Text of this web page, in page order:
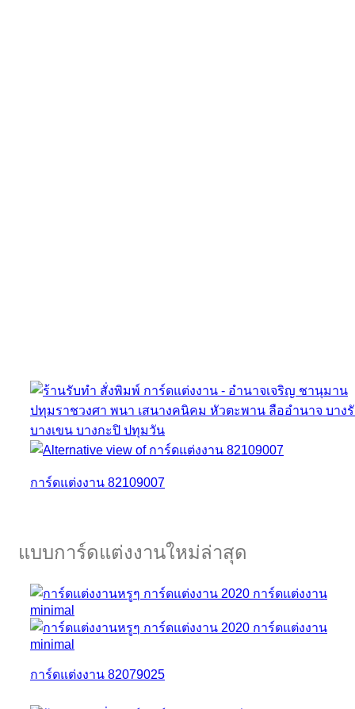
การ์ดแต่งงาน 82109007
แบบการ์ดแต่งงานใหม่ล่าสุด
การ์ดแต่งงาน 82079025